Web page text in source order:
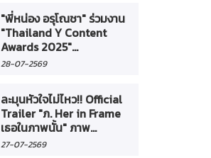
"พี่หน่อง อรุโณชา" ร่วมงาน
"Thailand Y Content
Awards 2025"...
28-07-2569
ละมุนหัวใจไม่ไหว!! Official
Trailer "ภ. Her in Frame
เธอในภาพนั้น" ภาพ...
27-07-2569